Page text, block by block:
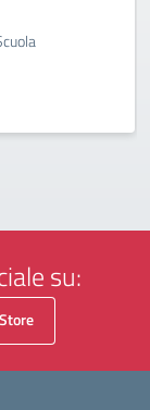
su: